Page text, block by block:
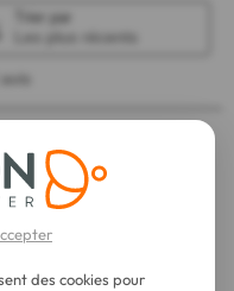
des cookies pour